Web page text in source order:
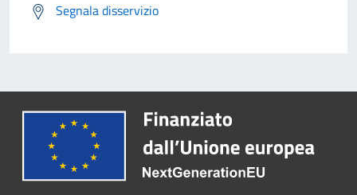
Segnala disservizio